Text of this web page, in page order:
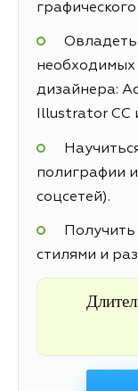
Овладеть
необходимых
дизайнера:
Illustrator CC
полиграфии и
соцсетей).
стилями и